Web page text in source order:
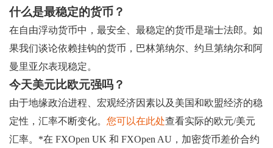
什么是最稳定的货币？
在自由浮动货币中，最安全、最稳定的货币是瑞士法郎。如
果我们谈论依赖挂钩的货币，巴林第纳尔、约旦第纳尔和阿
曼里亚尔表现稳定。
今天美元比欧元强吗？
由于地缘政治进程、宏观经济因素以及美国和欧盟经济的稳
定性，汇率不断变化。 您可以在此处查看实际的欧元/美元
汇率。*在 FXOpen UK 和 FXOpen AU，加密货币差价合约